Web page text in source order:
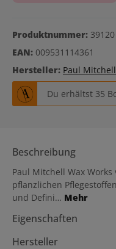
Produktnummer: 39120
EAN: 009531114361
Hersteller: Paul Mitchell
Du erhältst 35
Beschreibung
Paul Mitchell Wax
pflanzlichen
und Defini… Mehr
Eigenschaften
Hersteller